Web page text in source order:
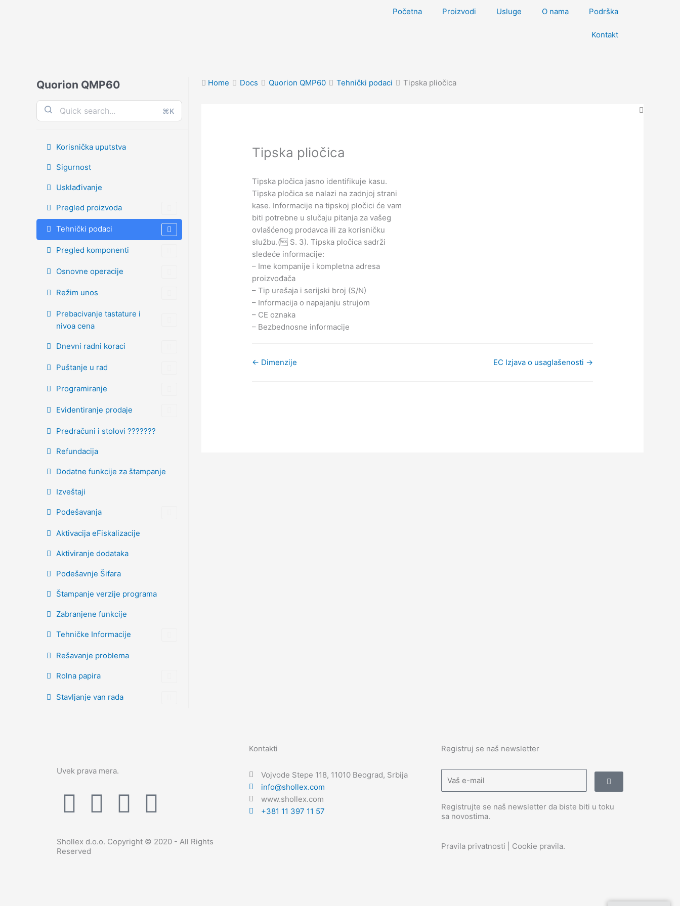
Početna Proizvodi Usluge O nama Podrška
Kontakt
Quorion QMP60
⌘K
Korisnička uputstva
Sigurnost
Usklađivanje
Pregled proizvoda
Tehnički podaci
Pregled komponenti
Osnovne operacije
Režim unos
Prebacivanje tastature i
nivoa cena
Dnevni radni koraci
Puštanje u rad
Programiranje
Evidentiranje prodaje
Predračuni i stolovi ???????
Refundacija
Dodatne funkcije za štampanje
Izveštaji
Podešavanja
Aktivacija eFiskalizacije
Aktiviranje dodataka
Podešavnje Šifara
Štampanje verzije programa
Zabranjene funkcije
Tehničke Informacije
Rešavanje problema
Rolna papira
Stavljanje van rada
Home Docs Quorion QMP60 Tehnički podaci Tipska pliočica
Tipska pliočica
Tipska pločica jasno identifikuje kasu.
Tipska pločica se nalazi na zadnjoj strani
kase. Informacije na tipskoj pločici će vam
biti potrebne u slučaju pitanja za vašeg
ovlašćenog prodavca ili za korisničku
službu.( S. 3). Tipska pločica sadrži
sledeće informacije:
– Ime kompanije i kompletna adresa
proizvođača
–Tip urešaja i serijski broj (S/N)
– Informacija o napajanju strujom
– CE oznaka
– Bezbednosne informacije
← Dimenzije EC Izjava o usaglašenosti →
Uvek prava mera.
F
c
Y
u
L
n
I
s
Kontakti
Vojvode Stepe 118, 11010 Beograd, Srbija
info@shollex.com
www.shollex.com
+381 11 397 11 57
Registruj se naš newsletter
Submit
Registrujte se naš newsletter da biste biti u toku
sa novostima.
Shollex d.o.o. Copyright © 2020 - All Rights
Reserved
Pravila privatnosti | Cookie pravila.